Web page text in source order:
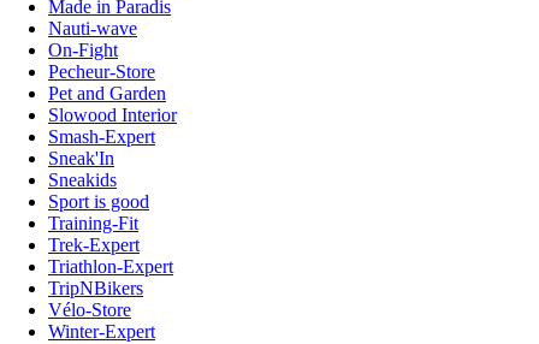
Made in Paradis
Nauti-wave
On-Fight
Pecheur-Store
Pet and Garden
Slowood Interior
Smash-Expert
Sneak'In
Sneakids
Sport is good
Training-Fit
Trek-Expert
Triathlon-Expert
TripNBikers
Vélo-Store
Winter-Expert